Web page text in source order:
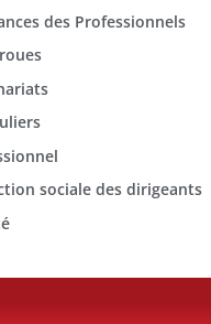
des Professionnels
sociale des dirigeants